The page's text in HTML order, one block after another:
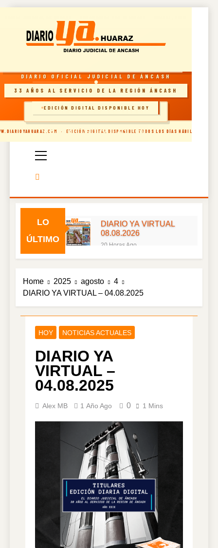
· EDICIÓN DIGITAL DISPONIBLE TODOS LOS DÍAS HÁBILES
RESOLUCIÓN INDECOPI · DIARIO OFICIAL
DIARIO OFICIAL JUDICIAL DE ÁNCASH
33 AÑOS AL SERVICIO DE LA REGIÓN ÁNCASH
🗞️ INGRESAR AL SITIO
EDICIÓN DIGITAL DISPONIBLE HOY
content
Diario Oficial
Judicial De
LO
ÚLTIMO
DIARIO YA VIRTUAL
08.08.2026
20 Horas Ago
2 Días Ago
DIARIO YA VIRTUAL
06.08.2026
05.08.2026
DIARIO YA VIRTUAL
04.08.2026
5 Días Ago
DIARIO YA VIRTUAL
6 Días Ago
02.08.2026
7 Días Ago
DIARIO YA VIRTUAL
01.08.2026
1 Semana Ago
DIARIO YA VIRTUAL
31.07.2026
1 Semana Ago
DIARIO YA VIRTUAL
30.07.2026
1 Semana Ago
Home 2025 agosto
4
DIARIO YA VIRTUAL – 04.08.2025
HOY NOTICIAS ACTUALES
DIARIO YA
VIRTUAL –
04.08.2025
Alex MB 1 Año Ago 0 1 Mins